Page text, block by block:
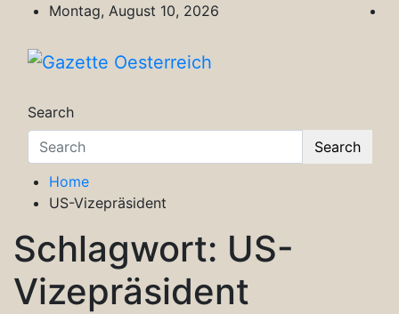
content
Montag, August 10, 2026
Search
Search
Home
US-Vizepräsident
Schlagwort: US-
Vizepräsident